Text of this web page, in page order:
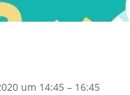
um 14:45 – 16:45